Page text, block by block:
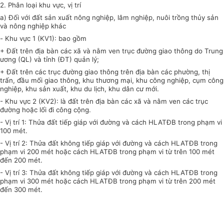
2. Phân loại khu vực, vị trí
a) Đối với đất sản xuất nông nghiệp, lâm nghiệp, nuôi trồng thủy sản
và nông nghiệp khác
- Khu vực 1 (KV1): bao gồm
+ Đất trên địa bàn các xã và nằm ven trục đường giao thông do Trung
ương (QL) và tỉnh (ĐT) quản lý;
+ Đất trên các trục đường giao thông trên địa bàn các phường, thị
trấn, đầu mối giao thông, khu thương mại, khu công nghiệp, cụm công
nghiệp, khu sản xuất, khu du lịch, khu dân cư mới.
- Khu vực 2 (KV2): là đất trên địa bàn các xã và nằm ven các trục
đường hoặc lối đi công cộng.
- Vị trí 1: Thửa đất tiếp giáp với đường và cách HLATĐB trong phạm vi
100 mét.
- Vị trí 2: Thửa đất không tiếp giáp với đường và cách HLATĐB trong
phạm vi 200 mét hoặc cách HLATĐB trong phạm vi từ trên 100 mét
đến 200 mét.
- Vị trí 3: Thửa đất không tiếp giáp với đường và cách HLATĐB trong
phạm vi 300 mét hoặc cách HLATĐB trong phạm vi từ trên 200 mét
đến 300 mét.